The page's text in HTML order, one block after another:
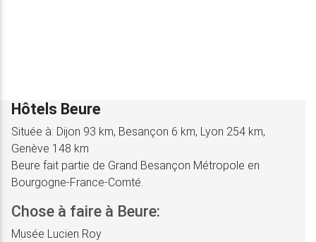
Hôtels Beure
Située à: Dijon 93 km, Besançon 6 km, Lyon 254 km,
Genève 148 km
Beure fait partie de Grand Besançon Métropole en
Bourgogne-France-Comté.
Chose à faire à Beure:
Musée Lucien Roy